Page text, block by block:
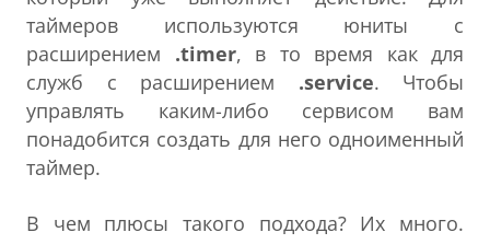
таймеров используются юниты с
расширением .timer, в то время как для
служб с расширением .service. Чтобы
управлять каким-либо сервисом вам
понадобится создать для него одноименный
таймер.
В чем плюсы такого подхода? Их много.